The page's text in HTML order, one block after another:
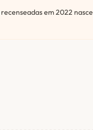
recenseadas em 2022